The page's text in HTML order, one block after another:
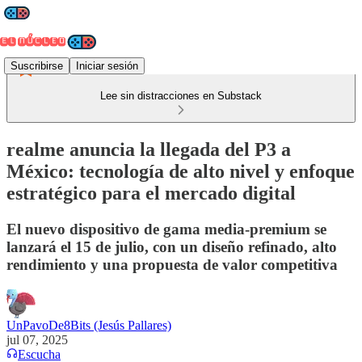
Suscribirse Iniciar sesión
Lee sin distracciones en Substack
realme anuncia la llegada del P3 a
México: tecnología de alto nivel y enfoque
estratégico para el mercado digital
El nuevo dispositivo de gama media-premium se
lanzará el 15 de julio, con un diseño refinado, alto
rendimiento y una propuesta de valor competitiva
UnPavoDe8Bits (Jesús Pallares)
jul 07, 2025
Escucha